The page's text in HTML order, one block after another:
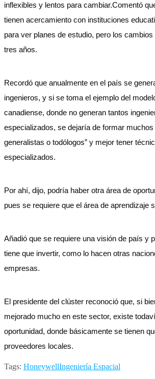
inflexibles y lentos para cambiar.Comentó
tienen acercamiento con instituciones
para ver planes de estudio, pero los
tres años.
Recordó que anualmente en el país se
ingenieros, y si se toma el ejemplo del
canadiense, donde no generan tantos
especializados, se dejaría de formar muchos
generalistas o todólogos” y mejor tener
especializados.
Por ahí, dijo, podría haber otra área de
pues se requiere que el área de aprendizaje
Añadió que se requiere una visión de país y
tiene que invertir, como lo hacen otras
empresas.
El presidente del clúster reconoció que, si
mejorado mucho en este sector, existe
oportunidad, donde básicamente se tienen
proveedores locales.
Tags: HoneywellIngeniería Espacial